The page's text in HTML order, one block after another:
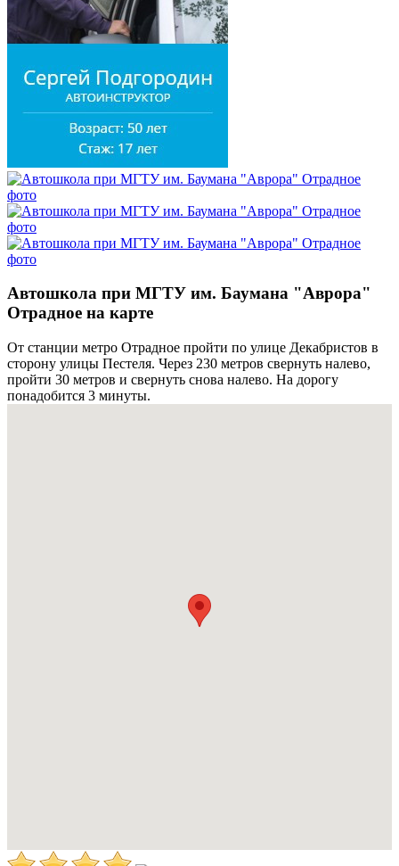
Автошкола при МГТУ им. Баумана "Аврора"
Отрадное на карте
От станции метро Отрадное пройти по улице Декабристов в
сторону улицы Пестеля. Через 230 метров свернуть налево,
пройти 30 метров и свернуть снова налево. На дорогу
понадобится 3 минуты.